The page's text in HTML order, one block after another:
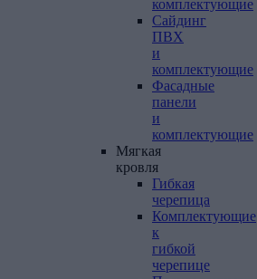
комплектующие
Сайдинг
ПВХ
и
комплектующие
Фасадные
панели
и
комплектующие
Мягкая
кровля
Гибкая
черепица
Комплектующие
к
гибкой
черепице